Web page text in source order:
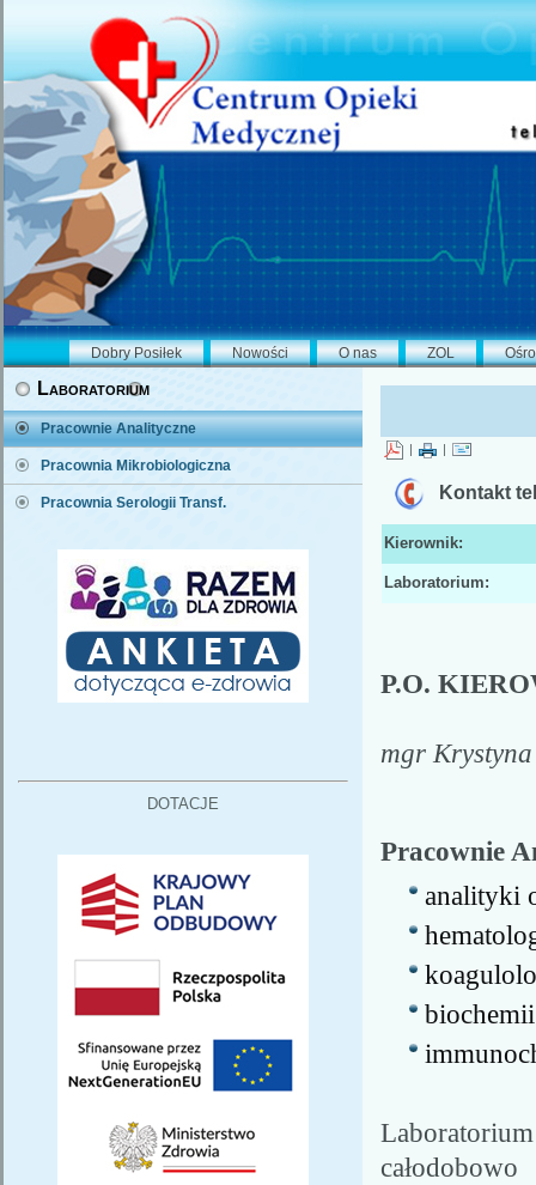
Dobry Posiłek Nowości O nas ZOL
Laboratorium
Pracownie Analityczne
Pracownia Mikrobiologiczna
Pracownia Serologii Transf.
DOTACJE
Kontakt
Kierownik:
Laboratorium:
P.O.
mgr
Pracownie
analityki
biochemii